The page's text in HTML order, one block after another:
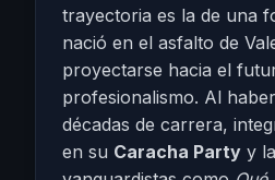
trayectoria es la de una
nació en el asfalto de
proyectarse hacia el
profesionalismo. Al
décadas de carrera,
en su Caracha Party y